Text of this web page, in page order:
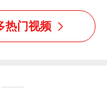
打方才挣脱
热门视频